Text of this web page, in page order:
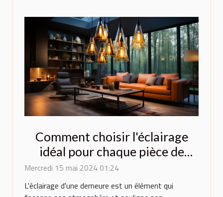
Comment choisir l'éclairage
idéal pour chaque pièce de
votre maison : conseils
pratiques et tendances
Mercredi 15 mai 2024 01:24
L'éclairage d'une demeure est un élément qui